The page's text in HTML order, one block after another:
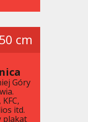
cm
Góry
itd.
plakat